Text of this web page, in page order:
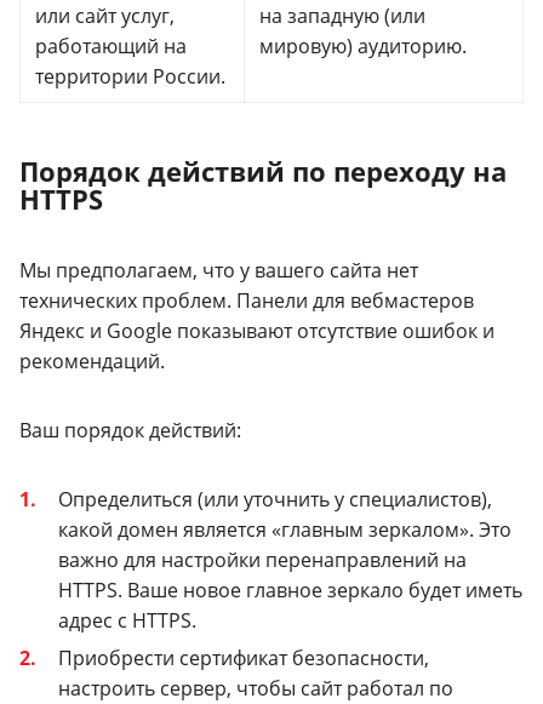
или сайт услуг,
работающий на
территории России.
на западную (или
мировую) аудиторию.
Порядок действий по переходу на
HTTPS
Мы предполагаем, что у вашего сайта нет
технических проблем. Панели для вебмастеров
Яндекс и Google показывают отсутствие ошибок и
рекомендаций.
Ваш порядок действий:
Определиться (или уточнить у специалистов),
какой домен является «главным зеркалом». Это
важно для настройки перенаправлений на
HTTPS. Ваше новое главное зеркало будет иметь
адрес с HTTPS.
Приобрести сертификат безопасности,
настроить сервер, чтобы сайт работал по